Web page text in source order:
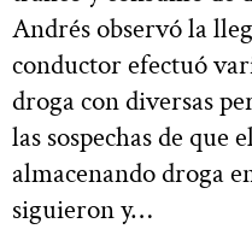
Andrés observó la
conductor efectuó
droga con diversas
las sospechas de que
almacenando droga
siguieron y…